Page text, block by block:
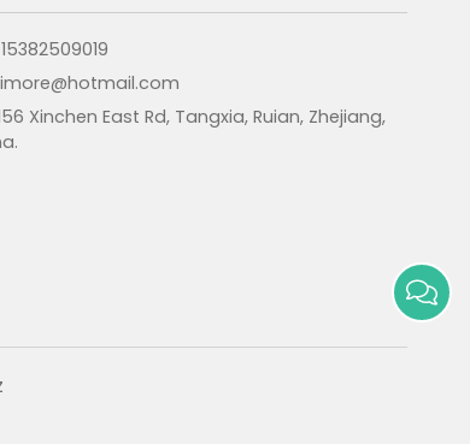
Xinchen East Rd, Tangxia, Ruian, Zhejiang,